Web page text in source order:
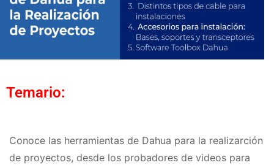
Temario:
Conoce las herramientas de Dahua para la realizarción
de proyectos, desde los probadores de videos para